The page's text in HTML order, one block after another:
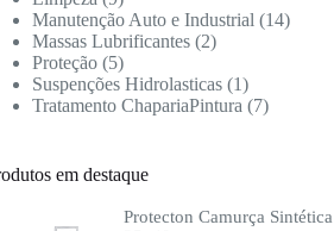
Manutenção Auto e Industrial
14
Massas Lubrificantes 2
Proteção 5
Suspenções Hidrolasticas 1
Tratamento ChapariaPintura
7
em destaque
Protecton Camurça Sintética